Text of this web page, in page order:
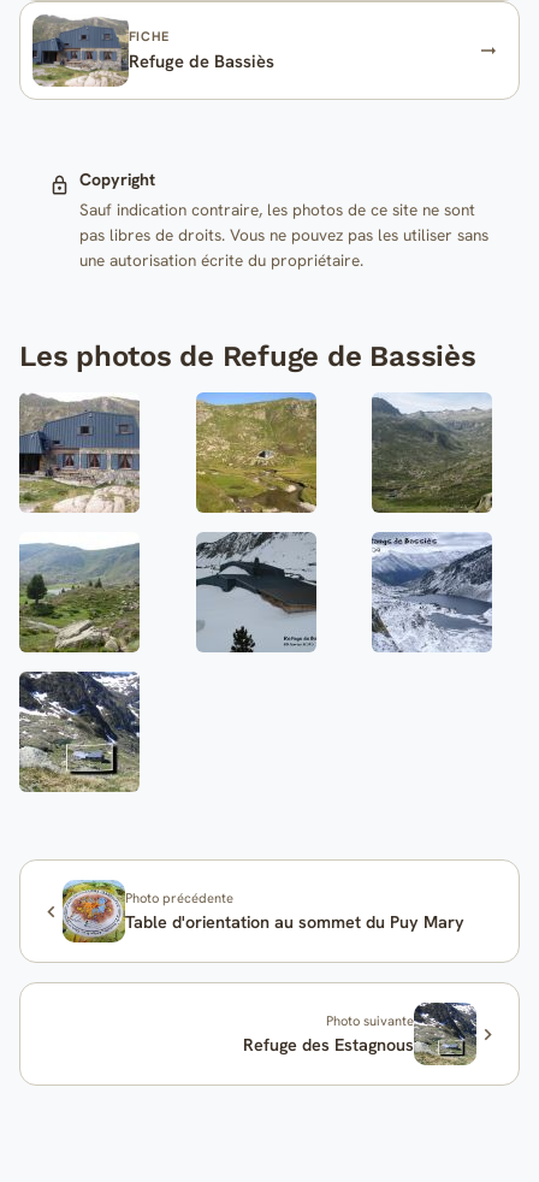
FICHE
Refuge de Bassiès
Copyright
Sauf indication contraire, les photos de ce site ne sont
pas libres de droits. Vous ne pouvez pas les utiliser sans
une autorisation écrite du propriétaire.
Les photos de Refuge de Bassiès
Photo précédente
Table d'orientation au sommet du Puy Mary
Photo suivante
Refuge des Estagnous